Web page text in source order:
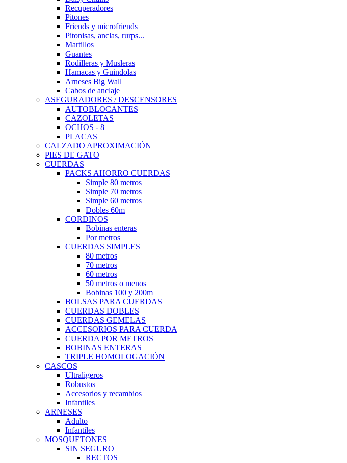
Recuperadores
Pitones
Friends y microfriends
Pitonisas, anclas, rurps...
Martillos
Guantes
Rodilleras y Musleras
Hamacas y Guindolas
Arneses Big Wall
Cabos de anclaje
ASEGURADORES / DESCENSORES
AUTOBLOCANTES
CAZOLETAS
OCHOS - 8
PLACAS
CALZADO APROXIMACIÓN
PIES DE GATO
CUERDAS
PACKS AHORRO CUERDAS
Simple 80 metros
Simple 70 metros
Simple 60 metros
Dobles 60m
CORDINOS
Bobinas enteras
Por metros
CUERDAS SIMPLES
80 metros
70 metros
60 metros
50 metros o menos
Bobinas 100 y 200m
BOLSAS PARA CUERDAS
CUERDAS DOBLES
CUERDAS GEMELAS
ACCESORIOS PARA CUERDA
CUERDA POR METROS
BOBINAS ENTERAS
TRIPLE HOMOLOGACIÓN
CASCOS
Ultraligeros
Robustos
Accesorios y recambios
Infantiles
ARNESES
Adulto
Infantiles
MOSQUETONES
SIN SEGURO
RECTOS